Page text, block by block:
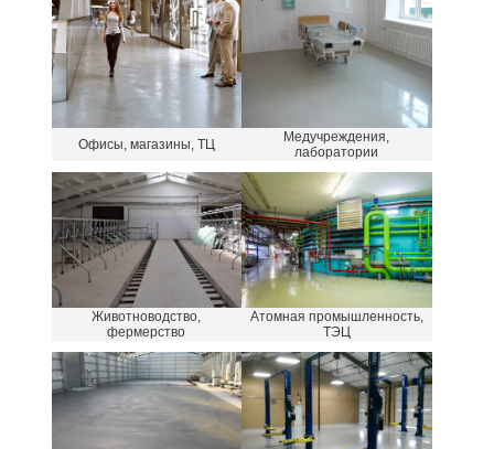
Офисы, магазины, ТЦ
Медучреждения,
лаборатории
Животноводство,
фермерство
Атомная промышленность,
ТЭЦ